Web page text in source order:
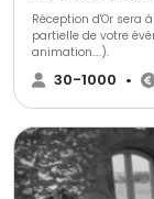
Réception d'Or sera
partielle de votre
animation….).
30-1000 •